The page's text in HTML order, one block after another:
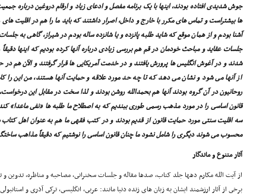
جوش شدیدى افتاده بودند، اینها با یک برنامه مفصل و ادعاى زیاد و ارقام دروغین درباره
ها بیشتراست و تماس هاى مکرر با خارج و داخل، اصرار داشتند که باید ما را هم در اقلیت
آشنا بودم و از همان موقع که شاید طلبه پانزده و یا شانزده ساله بودم در شیراز، گاهى به
جلسات عقاید و مباحث خودمان در قم هم بررسى زیادى درباره آنها کرده بودیم که اینها
شدند و در آغوش انگلیس ها پرورش یافتند و در خدمت آمریکایى ها قرار گرفتند و الآن هم
از آنها مى شود و نشان مى دهد که تا چه حد مورد علاقه و حمایت آنها هستند، من این را
روحانیون در آن گروه بودند آنها هم بحمدالله روشن بودند و لذا سخت در مقابل این
قانون اساسى را در مورد مذهب رسمى طورى ببندیم که به اصطلاح ما طلبه ها «نفى ماعدا»
سه اقلیت سنتى مورد حمایت قانون از قدیم بودند و در کتب فقهى ما هم به عنوان اهل کتاب
محسوب مى شوند دیگرى را شامل نشود ما چنان قانون اساسى را نوشتیم که دقیقاً مذاهب
آثار متنوع و ماندگار
از آیت الله مکارم دهها جلد کتاب، صدها مقاله و جلسات سخنرانى، مصاحبه و مناظره،
برخى از آثار ارزشمند ایشان به زبان هاى زنده دنیا مانند: عربى، انگلیسى، ترکى آذرى و